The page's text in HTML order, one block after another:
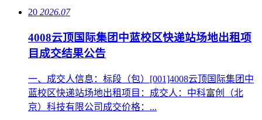
20 2026.07
4008云顶国际集团中蓝校区快递站场地出租项
目成交结果公告
一、成交人信息：标段（包）[001]4008云顶国际集团中
蓝校区快递站场地出租项目：成交人：中科富创（北
京）科技有限公司成交价格：...